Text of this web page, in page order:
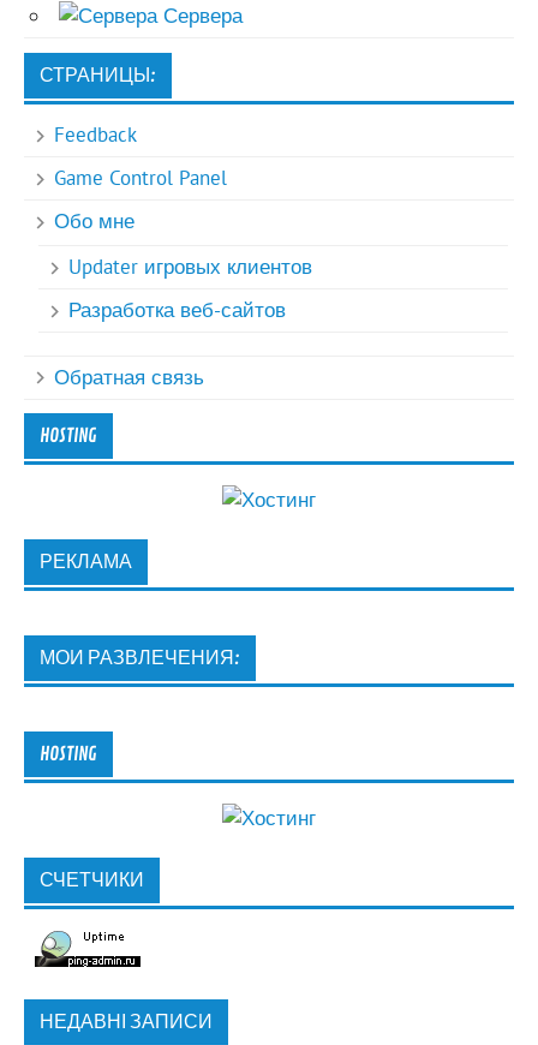
Сервера
СТРАНИЦЫ:
Feedback
Game Control Panel
Обо мне
Updater игровых клиентов
Разработка веб-сайтов
Обратная связь
HOSTING
РЕКЛАМА
МОИ РАЗВЛЕЧЕНИЯ:
HOSTING
СЧЕТЧИКИ
НЕДАВНІ ЗАПИСИ